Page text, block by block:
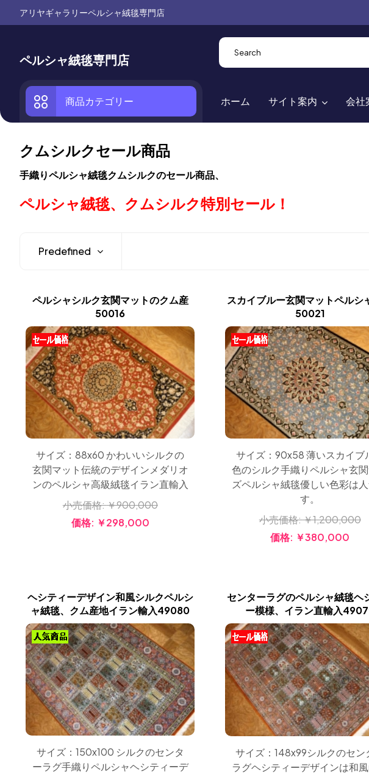
アリヤギャラリーペルシャ絨毯専門店
ペルシャ絨毯専門店
商品カテゴリー ホーム サイト案内 会社
クムシルクセール商品
手織りペルシャ絨毯クムシルクのセール商品、
ペルシャ絨毯、クムシルク特別セール！
ペルシャシルク玄関マットのクム産
50016
サイズ：88x60 かわいいシルクの
玄関マット伝統のデザインメダリオ
ンのペルシャ高級絨毯イラン直輸入
小売価格:￥900,000
価格: ￥298,000
スカイブルー玄関マットペルシ
50021
サイズ：90x58 薄いスカイブ
色のシルク手織りペルシャ玄
ズペルシャ絨毯優しい色彩は
す。
小売価格:￥1,200,000
価格: ￥380,000
ヘシティーデザイン和風シルクペルシ
ャ絨毯、クム産地イラン輸入49080
サイズ：150x100 シルクのセンタ
ーラグ手織りペルシャヘシティーデ
センターラグのペルシャ絨毯ヘ
ー模様、イラン直輸入
サイズ：148x99シルクのセン
ラグヘシティーデザインは和